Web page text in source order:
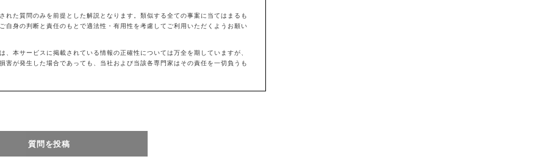
れた質問のみを前提とした解説となります。類似する全ての事案に当てはまるも
自身の判断と責任のもとで適法性・有用性を考慮してご利用いただくようお願い
本サービスに掲載されている情報の正確性については万全を期していますが、
害が発生した場合であっても、当社および当該各専門家はその責任を一切負うも